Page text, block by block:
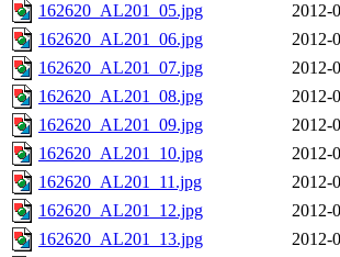
162620_AL201_05.jpg
2012-
162620_AL201_06.jpg
2012-
162620_AL201_07.jpg
2012-
162620_AL201_08.jpg
2012-
162620_AL201_09.jpg
2012-
162620_AL201_10.jpg
2012-
162620_AL201_11.jpg
2012-
162620_AL201_12.jpg
2012-
162620_AL201_13.jpg
2012-